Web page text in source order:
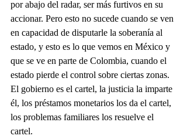
por abajo del radar, ser más furtivos en su
accionar. Pero esto no sucede cuando se ven
en capacidad de disputarle la soberanía al
estado, y esto es lo que vemos en México y
que se ve en parte de Colombia, cuando el
estado pierde el control sobre ciertas zonas.
El gobierno es el cartel, la justicia la imparte
él, los préstamos monetarios los da el cartel,
los problemas familiares los resuelve el
cartel.